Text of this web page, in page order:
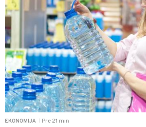
EKONOMIJA Pre 21 min